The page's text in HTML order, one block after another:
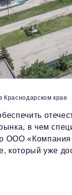
крае
в чем
ООО
который уже